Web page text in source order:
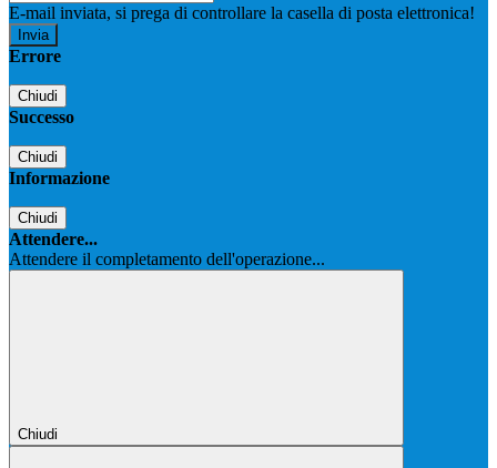
E-mail inviata, si prega di controllare la casella di posta elettronica!
Errore
Chiudi
Successo
Chiudi
Informazione
Chiudi
Attendere...
Attendere il completamento dell'operazione...
Chiudi